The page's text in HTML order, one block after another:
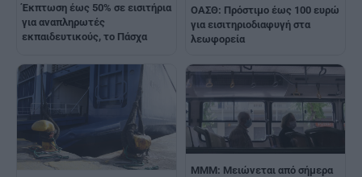
Έκπτωση έως 50% σε εισιτήρια
για αναπληρωτές
εκπαιδευτικούς, το Πάσχα
ΟΑΣΘ: Πρόστιμο έως 100 ευρώ
για εισιτηριοδιαφυγή στα
λεωφορεία
ΜΜΜ: Μειώνεται από σήμερα